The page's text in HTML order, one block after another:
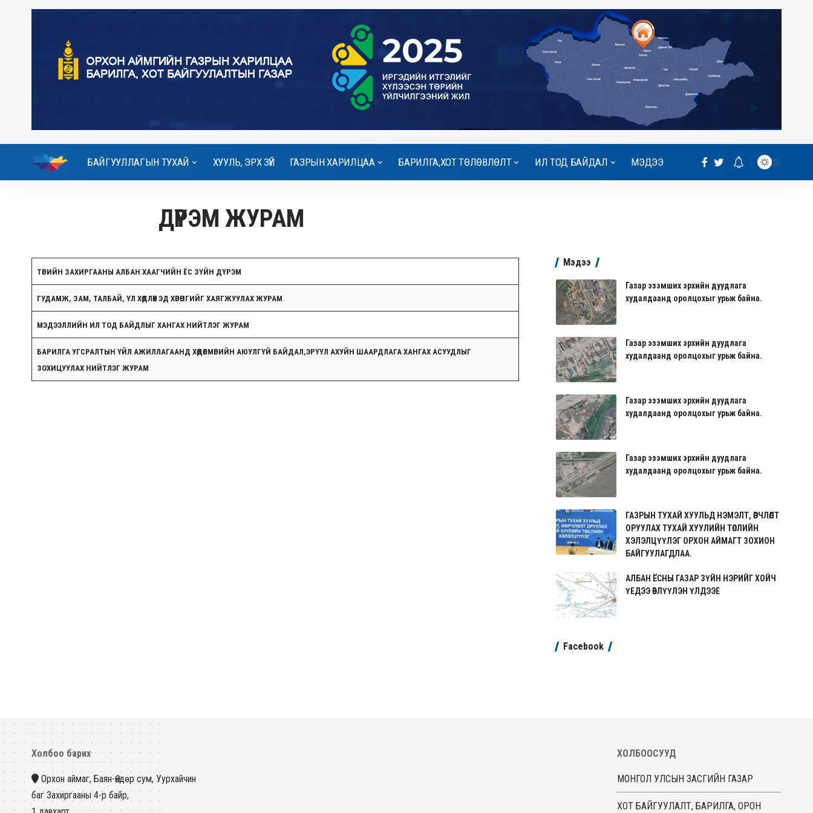
БАЙГУУЛЛАГЫН ТУХАЙ ХУУЛЬ, ЭРХ ЗҮЙ ГАЗРЫН ХАРИЛЦАА БАРИЛГА,ХОТ ТӨЛӨВЛӨЛТ ИЛ ТОД БАЙДАЛ МЭДЭЭ
ДҮРЭМ ЖУРАМ
ТӨРИЙН ЗАХИРГААНЫ АЛБАН ХААГЧИЙН ЁС ЗҮЙН ДҮРЭМ
ГУДАМЖ, ЗАМ, ТАЛБАЙ, ҮЛ ХӨДЛӨХ ЭД ХӨРӨНГИЙГ ХАЯГЖУУЛАХ ЖУРАМ
МЭДЭЭЛЛИЙН ИЛ ТОД БАЙДЛЫГ ХАНГАХ НИЙТЛЭГ ЖУРАМ
БАРИЛГА УГСРАЛТЫН ҮЙЛ АЖИЛЛАГААНД ХӨДӨЛМӨРИЙН АЮУЛГҮЙ БАЙДАЛ,ЭРҮҮЛ АХУЙН ШААРДЛАГА ХАНГАХ АСУУДЛЫГ
ЗОХИЦУУЛАХ НИЙТЛЭГ ЖУРАМ
Мэдээ
Газар эзэмших эрхийн дуудлага
худалдаанд оролцохыг урьж байна.
Газар эзэмших эрхийн дуудлага
худалдаанд оролцохыг урьж байна.
Газар эзэмших эрхийн дуудлага
худалдаанд оролцохыг урьж байна.
Газар эзэмших эрхийн дуудлага
худалдаанд оролцохыг урьж байна.
ГАЗРЫН ТУХАЙ ХУУЛЬД НЭМЭЛТ, ӨӨРЧЛӨЛТ
ОРУУЛАХ ТУХАЙ ХУУЛИЙН ТӨСЛИЙН
ХЭЛЭЛЦҮҮЛЭГ ОРХОН АЙМАГТ ЗОХИОН
БАЙГУУЛАГДЛАА.
АЛБАН ЁСНЫ ГАЗАР ЗҮЙН НЭРИЙГ ХОЙЧ
ҮЕДЭЭ ӨВЛҮҮЛЭН ҮЛДЭЭЕ
Facebook
Холбоо барих
Орхон аймаг, Баян-Өндөр сум, Уурхайчин
баг Захиргааны 4-р байр,
ХОЛБООСУУД
МОНГОЛ УЛСЫН ЗАСГИЙН ГАЗАР
ХОТ БАЙГУУЛАЛТ, БАРИЛГА, ОРОН